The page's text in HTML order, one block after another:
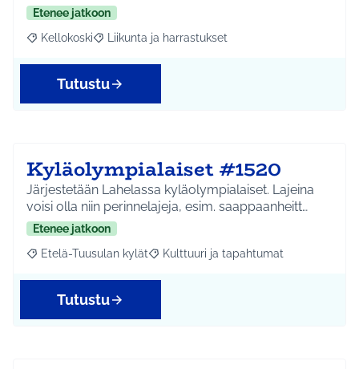
Etenee jatkoon
Rajaa tulokset aihepiirin mukaan: Kellokoski
Kellokoski Rajaa tulokset teeman mukaan: Liikunta ja
Liikunta ja harrastukset
Tutustu
Kyläolympialaiset #1520
Järjestetään Lahelassa kyläolympialaiset. Lajeina
voisi olla niin perinnelajeja, esim. saappaanheitt…
Etenee jatkoon
Rajaa tulokset aihepiirin mukaan: Etelä-Tuusulan kylät
Etelä-Tuusulan kylät Rajaa tulokset teeman mukaan:
Kulttuuri ja tapahtumat
Tutustu